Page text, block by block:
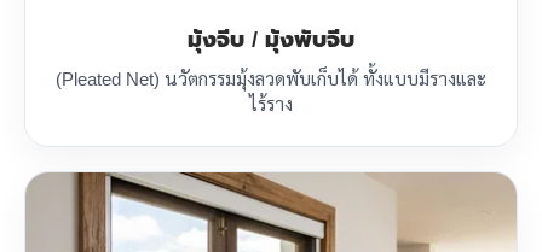
มุ้งจีบ / มุ้งพับจีบ
(Pleated Net) นวัตกรรมมุ้งลวดพับเก็บได้ ทั้งแบบมีรางและ
ไร้ราง